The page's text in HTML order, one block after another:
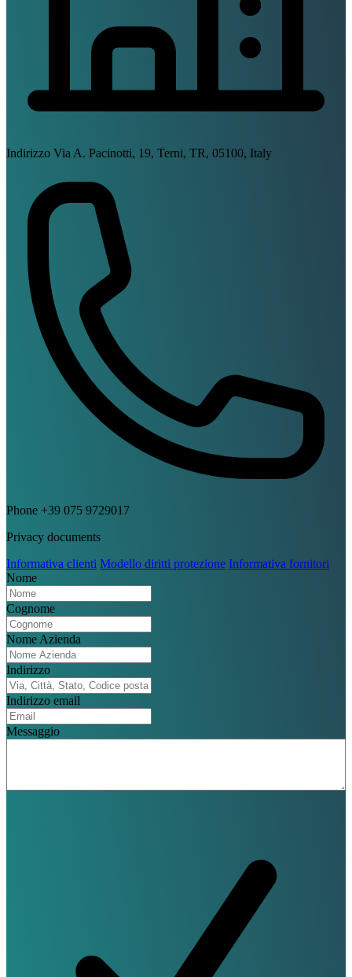
Indirizzo Via A. Pacinotti, 19, Terni, TR, 05100, Italy
Phone +39 075 9729017
Privacy documents
Informativa clienti Modello diritti protezione Informativa fornitori
Nome
Cognome
Nome Azienda
Indirizzo
Indirizzo email
Messaggio